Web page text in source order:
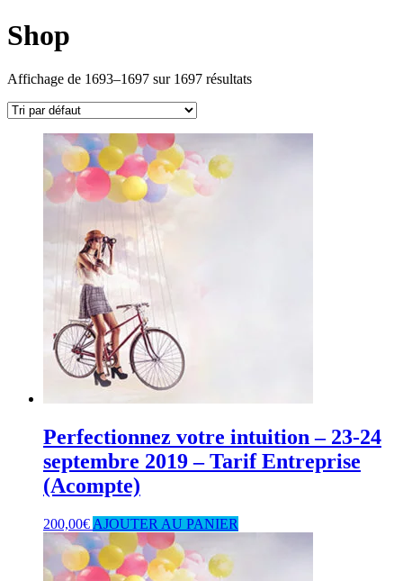
Shop
Affichage de 1693–1697 sur 1697 résultats
Perfectionnez votre intuition – 23-24
septembre 2019 – Tarif Entreprise
(Acompte)
200,00€ AJOUTER AU PANIER